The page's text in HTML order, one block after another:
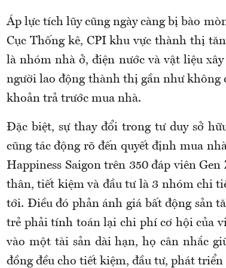
Áp lực tích lũy cũng ngày càng bị bào
Cục Thống kê, CPI khu vực thành thị
là nhóm nhà ở, điện nước và vật liệu
người lao động thành thị gần như không
khoản trả trước mua nhà.
Đặc biệt, sự thay đổi trong tư duy sở
cũng tác động rõ đến quyết định mua
Happiness Saigon trên 350 đáp viên
thân, tiết kiệm và đầu tư là 3 nhóm chi
tới. Điều đó phản ánh giá bất động sản
trẻ phải tính toán lại chi phí cơ hội của
vào một tài sản dài hạn, họ cân nhắc
đồng đều cho tiết kiệm, đầu tư, phát triển